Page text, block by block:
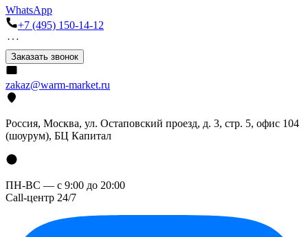
WhatsApp
+7 (495) 150-14-12
Заказать звонок
zakaz@warm-market.ru
Россия, Москва, ул. Остаповский проезд, д. 3, стр. 5, офис 104
(шоурум), БЦ Капитал
ПН-ВС — с 9:00 до 20:00
Call-центр 24/7